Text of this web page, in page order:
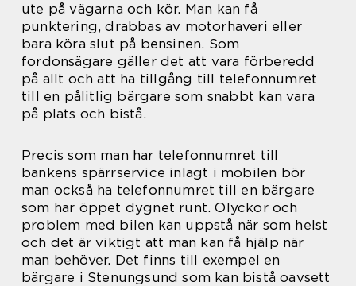
ute på vägarna och kör. Man kan få
punktering, drabbas av motorhaveri eller
bara köra slut på bensinen. Som
fordonsägare gäller det att vara förberedd
på allt och att ha tillgång till telefonnumret
till en pålitlig bärgare som snabbt kan vara
på plats och bistå.
Precis som man har telefonnumret till
bankens spärrservice inlagt i mobilen bör
man också ha telefonnumret till en bärgare
som har öppet dygnet runt. Olyckor och
problem med bilen kan uppstå när som helst
och det är viktigt att man kan få hjälp när
man behöver. Det finns till exempel en
bärgare i Stenungsund som kan bistå oavsett